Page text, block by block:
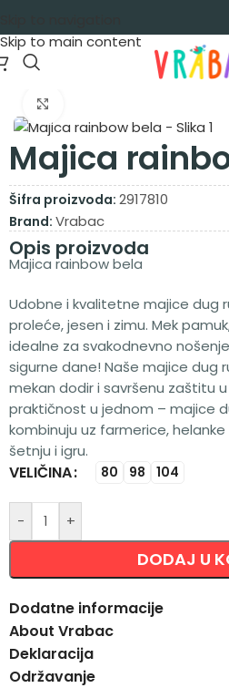
Skip to main content
Majice dug rukav
Majica
Šifra proizvoda: 2917810
Brand: Vrabac
Opis proizvoda
Majica rainbow bela
Udobne i kvalitetne majice dug
proleće, jesen i zimu. Mek
idealne za svakodnevno
sigurne dane! Naše majice dug
mekan dodir i savršenu zaštitu
praktičnost u jednom – majice
kombinuju uz farmerice, helanke
šetnju i igru.
VELIČINA 80 98 104
- +
DODAJ U
Alternative:
Dodatne informacije
About Vrabac
Deklaracija
Održavanje